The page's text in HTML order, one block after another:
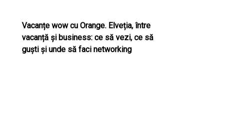
Vacanțe wow cu Orange. Elveția, între
vacanță și business: ce să vezi, ce să
guști și unde să faci networking